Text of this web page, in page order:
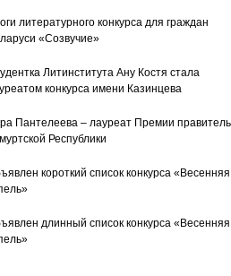
литературного конкурса для граждан
«Созвучие»
Литинститута Ану Костя стала
конкурса имени Казинцева
Пантелеева – лауреат Премии
Республики
короткий список конкурса «Весенняя
длинный список конкурса «Весенняя